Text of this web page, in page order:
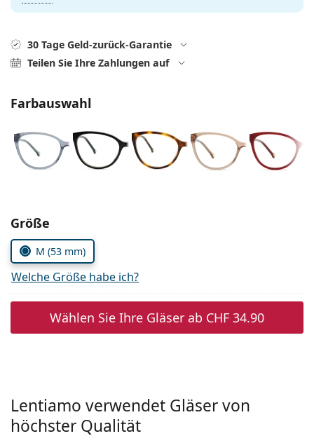
Marc Jacobs
Alle Marken
Persol
30 Tage Geld-zurück-Garantie
Teilen Sie Ihre Zahlungen auf
Farbauswahl
Parameter wählen
Größe
M (53 mm)
Welche Größe habe ich?
Wählen Sie Ihre Gläser ab CHF 34.90
Lentiamo verwendet Gläser von
höchster Qualität